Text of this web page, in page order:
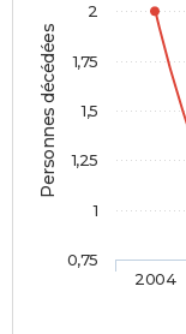
Personnes décédées
2004
0,75
1
1,25
1,5
1,75
2